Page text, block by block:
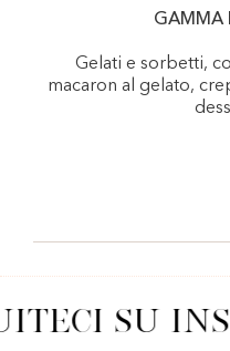
GAMMA
Gelati e sorbetti,
macaron al gelato,
SU